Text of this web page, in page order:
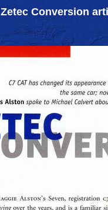
Zetec Conversion